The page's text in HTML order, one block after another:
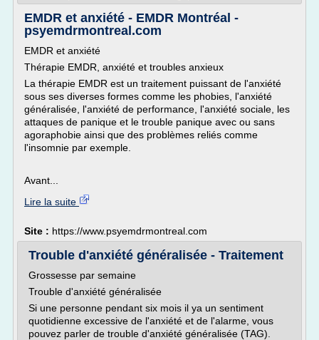
EMDR et anxiété - EMDR Montréal -
psyemdrmontreal.com
EMDR et anxiété
Thérapie EMDR, anxiété et troubles anxieux
La thérapie EMDR est un traitement puissant de l'anxiété
sous ses diverses formes comme les phobies, l'anxiété
généralisée, l'anxiété de performance, l'anxiété sociale, les
attaques de panique et le trouble panique avec ou sans
agoraphobie ainsi que des problèmes reliés comme
l'insomnie par exemple.
Avant...
Lire la suite
Site : https://www.psyemdrmontreal.com
Trouble d'anxiété généralisée - Traitement
Grossesse par semaine
Trouble d'anxiété généralisée
Si une personne pendant six mois il ya un sentiment
quotidienne excessive de l'anxiété et de l'alarme, vous
pouvez parler de trouble d'anxiété généralisée (TAG).